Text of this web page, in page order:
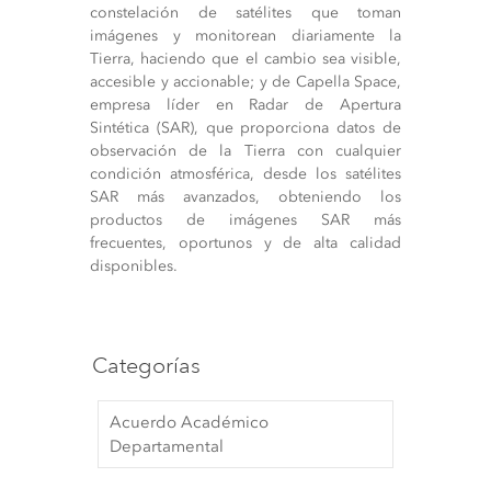
constelación de satélites que toman
imágenes y monitorean diariamente la
Tierra, haciendo que el cambio sea visible,
accesible y accionable; y de Capella Space,
empresa líder en Radar de Apertura
Sintética (SAR), que proporciona datos de
observación de la Tierra con cualquier
condición atmosférica, desde los satélites
SAR más avanzados, obteniendo los
productos de imágenes SAR más
frecuentes, oportunos y de alta calidad
disponibles.
Categorías
Acuerdo Académico
Departamental